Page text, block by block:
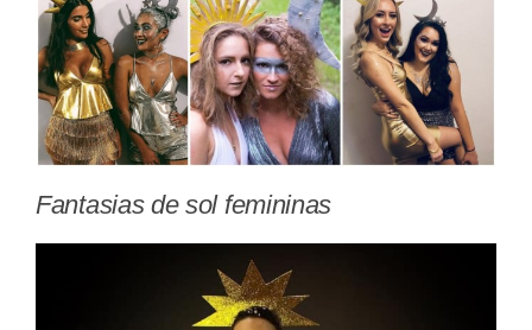
Fantasias de sol femininas